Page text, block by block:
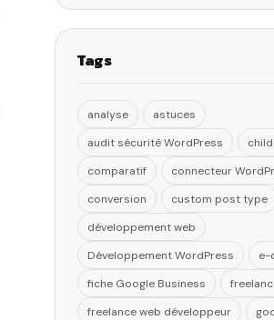
Tags
analyse
astuces
audit sécurité WordPress
comparatif
connecteur
conversion
custom post type
développement web
Développement WordPress
e-
fiche Google Business
freelance web développeur